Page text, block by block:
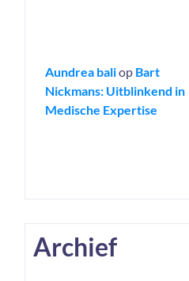
Aundrea baliop Bart
Nickmans: Uitblinkend in
Medische Expertise
Archief